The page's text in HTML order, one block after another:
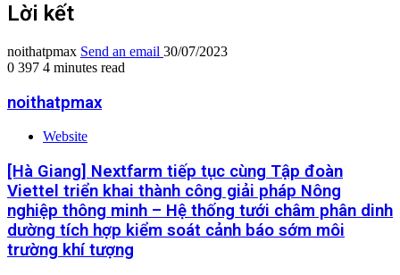
Lời kết
noithatpmax Send an email 30/07/2023
0 397 4 minutes read
noithatpmax
Website
[Hà Giang] Nextfarm tiếp tục cùng Tập đoàn
Viettel triển khai thành công giải pháp Nông
nghiệp thông minh – Hệ thống tưới châm phân dinh
dường tích hợp kiểm soát cảnh báo sớm môi
trường khí tượng